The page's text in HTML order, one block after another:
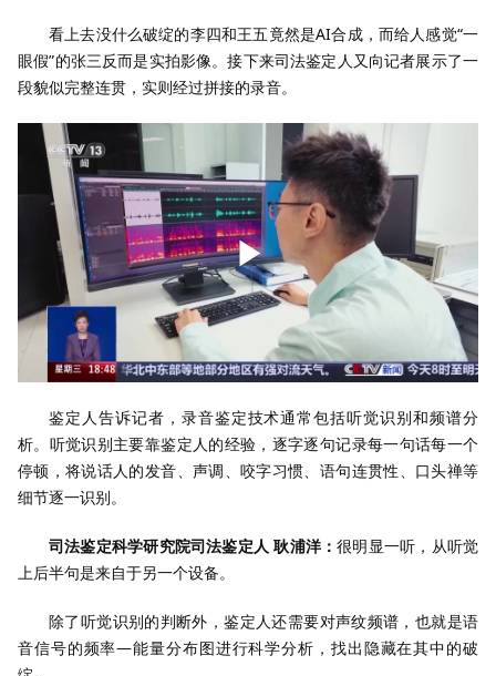
看上去没什么破绽的李四和王五竟然是AI合成，而给人感觉“一
眼假”的张三反而是实拍影像。接下来司法鉴定人又向记者展示了一
段貌似完整连贯，实则经过拼接的录音。
鉴定人告诉记者，录音鉴定技术通常包括听觉识别和频谱分
析。听觉识别主要靠鉴定人的经验，逐字逐句记录每一句话每一个
停顿，将说话人的发音、声调、咬字习惯、语句连贯性、口头禅等
细节逐一识别。
司法鉴定科学研究院司法鉴定人 耿浦洋：很明显一听，从听觉
上后半句是来自于另一个设备。
除了听觉识别的判断外，鉴定人还需要对声纹频谱，也就是语
音信号的频率—能量分布图进行科学分析，找出隐藏在其中的破